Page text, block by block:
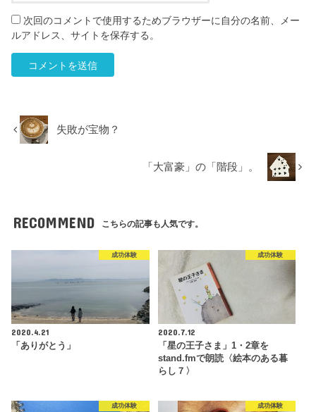
次回のコメントで使用するためブラウザーに自分の名前、メー
ルアドレス、サイトを保存する。
失敗が宝物？
「大富豪」の「階段」。
RECOMMEND こちらの記事も人気です。
成功体験
2020.4.21
「ありがとう」
成功体験
2020.7.12
「星の王子さま」1・2章を
stand.fmで朗読〈絵本のある暮
らし７〉
成功体験 成功体験